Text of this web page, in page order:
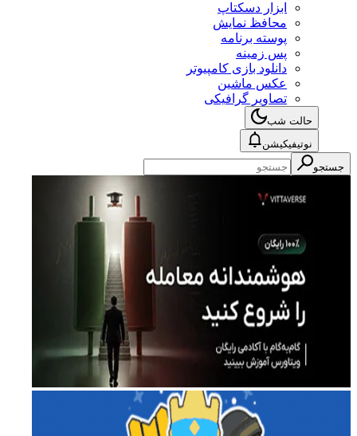
ابزار دسکتاپ
محافظ نمایش
پوسته برنامه
پس زمینه
دانلود بازی کامپیوتر
عکس ماشین
تصاویر گرافیکی
حالت شب
نوتیفیکیشن
جستجو